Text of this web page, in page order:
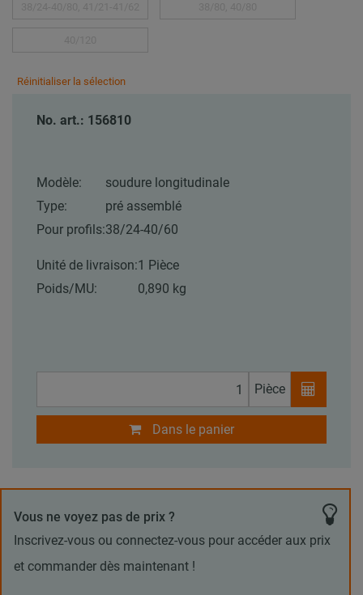
Réinitialiser la sélection
No. art.: 156810
Modèle:
soudure longitudinale
Type:
pré assemblé
Pour profils:38/24-40/60
Unité de livraison:1 Pièce
Poids/MU:
0,890 kg
Pièce
Dans le panier
Vous ne voyez pas de prix ?
Inscrivez-vous ou connectez-vous pour accéder aux prix
et commander dès maintenant !